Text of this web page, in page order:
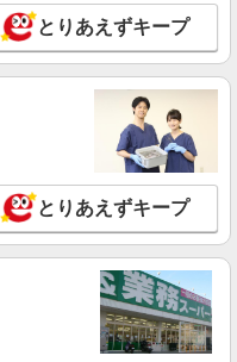
販売スタッフ
円 ※給与幅は経験・スキル
資格手当10000〜80000円/
費別途支給（規定あり）
・。○。・゜+゜ 入社祝い金
゜+゜・。○。・゜+゜
ショップ
詳細を見る
店舗スタッフ
256438円 固定残業代:26331
間相当） ※時間外手当は時間
とりあえずキープ
とりあえずキープ